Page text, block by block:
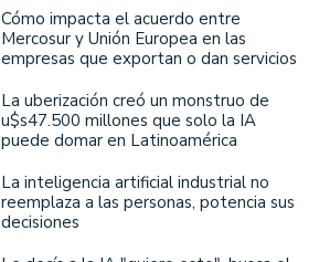
Cómo impacta el acuerdo entre
Mercosur y Unión Europea en las
empresas que exportan o dan servicios
La uberización creó un monstruo de
u$s47.500 millones que solo la IA
puede domar en Latinoamérica
La inteligencia artificial industrial no
reemplaza a las personas, potencia sus
decisiones